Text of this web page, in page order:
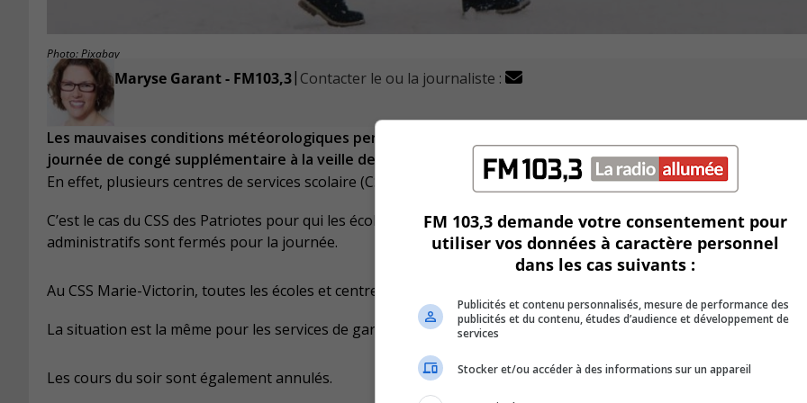
Photo: Pixabay
Maryse Garant - FM103,3| Contacter le ou la journaliste :
Les mauvaises conditions météorologiques permettent à des milliers d’élèves de la Rive-Sud de profiter
journée de congé supplémentaire à la veille des grandes vacances de Noël.
En effet, plusieurs centres de services scolaire (CSS) ont choisi de fermer leurs écoles en ce 23 décembre.
C’est le cas du CSS des Patriotes pour qui les écoles, les services de garde, les centres de formation et les centres
administratifs sont fermés pour la journée.
Au CSS Marie-Victorin, toutes les écoles et centres de formation sont fermés aujourd’hui.
La situation est la même pour les services de garde.
Les cours du soir sont également annulés.
FM 103,3 demande votre consentement pour
utiliser vos données à caractère personnel
dans les cas suivants :
Publicités et contenu personnalisés, mesure de performance des
publicités et du contenu, études d’audience et développement de
services
Stocker et/ou accéder à des informations sur un appareil